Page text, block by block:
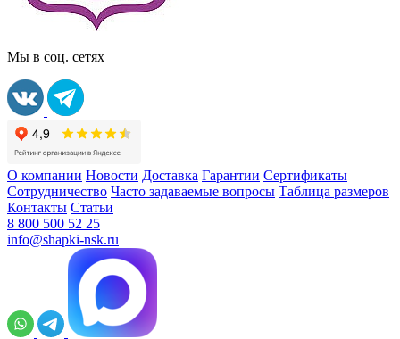
Мы в соц. сетях
О компании Новости Доставка Гарантии Сертификаты
Сотрудничество Часто задаваемые вопросы Таблица размеров
Контакты Статьи
8 800 500 52 25
info@shapki-nsk.ru